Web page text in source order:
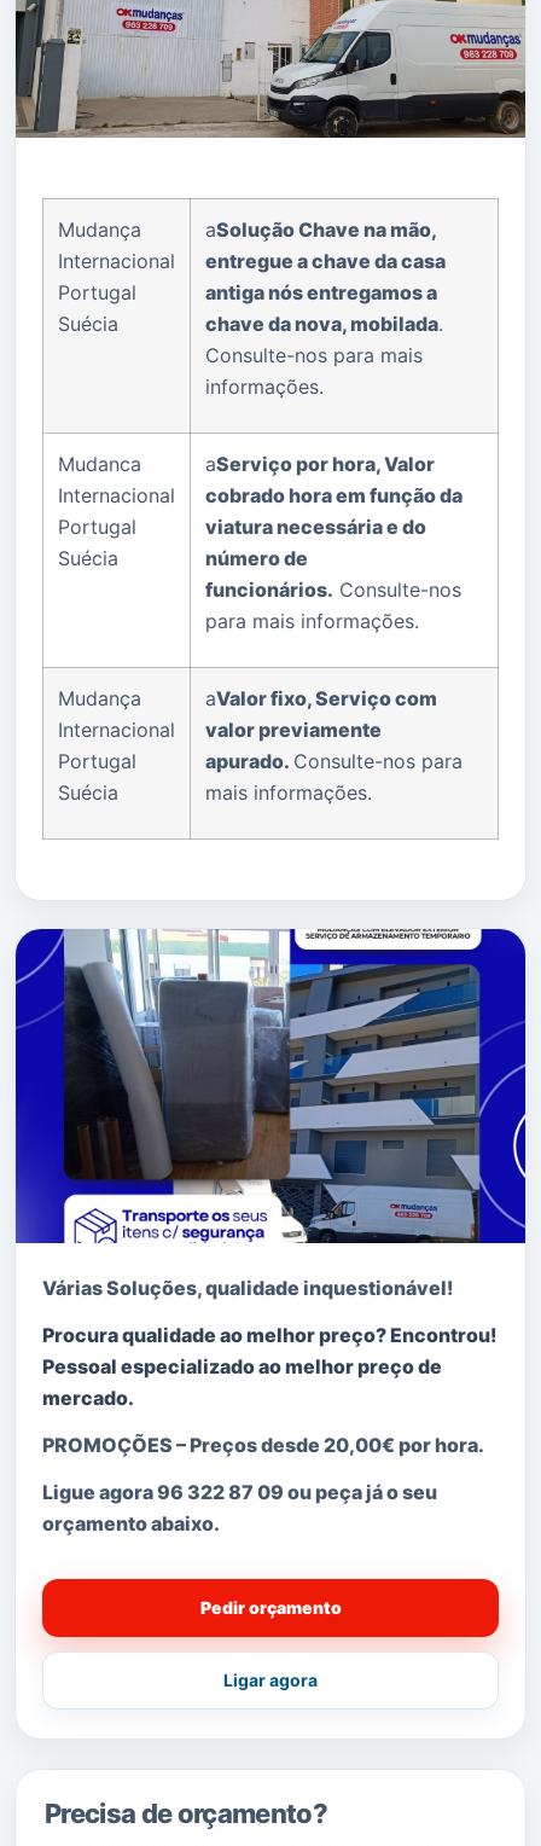
Mudança
Internacional
Portugal
Suécia
aSolução Chave na mão,
entregue a chave da casa
antiga nós entregamos a
chave da nova, mobilada.
Consulte-nos para mais
informações.
Mudanca
Internacional
Portugal
Suécia
aServiço por hora, Valor
cobrado hora em função da
viatura necessária e do
número de
funcionários. Consulte-nos
para mais informações.
Mudança
Internacional
Portugal
Suécia
aValor fixo, Serviço com
valor previamente
apurado. Consulte-nos para
mais informações.
Várias Soluções, qualidade inquestionável!
Procura qualidade ao melhor preço? Encontrou!
Pessoal especializado ao melhor preço de
mercado.
PROMOÇÕES – Preços desde 20,00€ por hora.
Ligue agora96 322 87 09 ou peça já o seu
orçamento abaixo.
Pedir orçamento
Ligar agora
Precisa de orçamento?